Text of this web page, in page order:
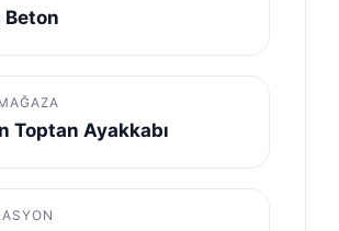
Beton
Toptan Ayakkabı